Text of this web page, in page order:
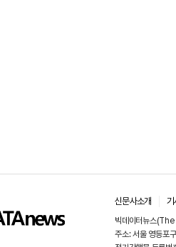
신문사소개 기
빅데이터뉴스
주소: 서울 영등